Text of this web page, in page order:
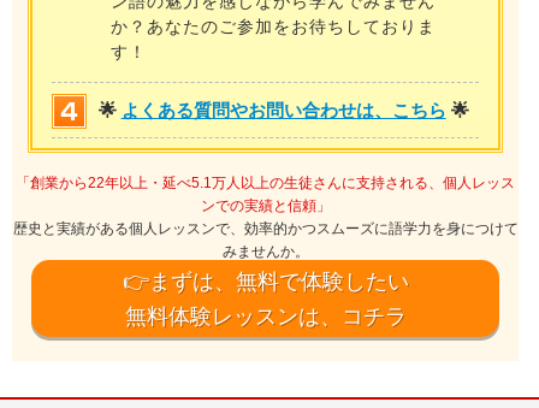
か？あなたのご参加をお待ちしておりま
す！
🌟 よくある質問やお問い合わせは、こちら 🌟
「創業から22年以上・延べ5.1万人以上の生徒さんに支持される、個人レッス
ンでの実績と信頼」
歴史と実績がある個人レッスンで、効率的かつスムーズに語学力を身につけて
みませんか。
👉まずは、無料で体験したい
無料体験レッスンは、コチラ